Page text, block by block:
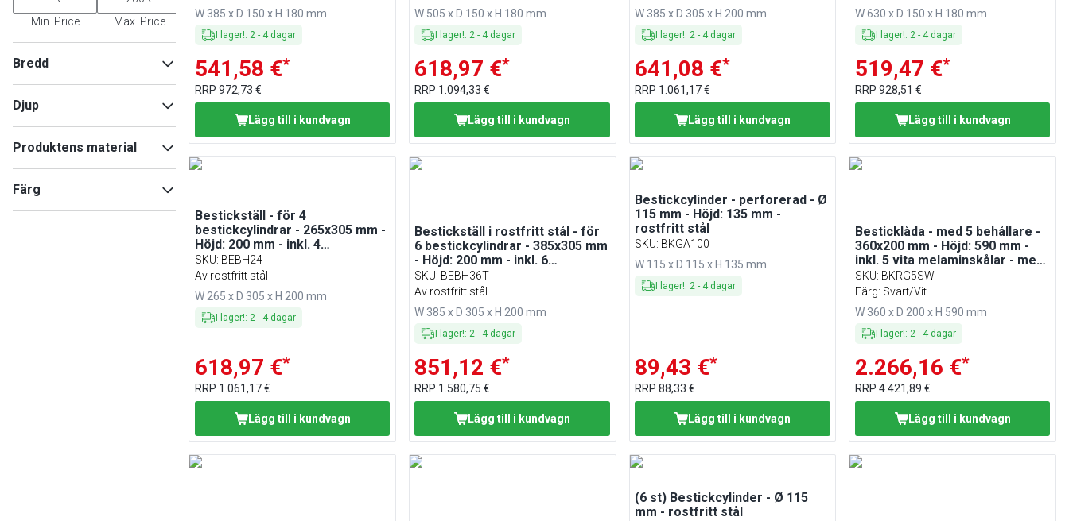
Min. Price Max. Price
Bredd
Min Max
Djup
Produktens material
Krom-nickel-stål
Färg
W 385 x D 150 x H 180 mm
I lager!: 2- 4 dagar
541,58 €*
RRP 972,73 €
Lägg till i kundvagn
W 505 x D 150 x H 180 mm
I lager!: 2 - 4 dagar
618,97 €*
RRP 1.094,33 €
Lägg till i kundvagn
W 385 x D 305 x H 200 mm
I lager!: 2 - 4 dagar
641,08 €*
RRP 1.061,17 €
Lägg till i kundvagn
W 630 x D 150 x H 180 mm
I lager!: 2- 4 dagar
519,47 €*
RRP 928,51 €
Lägg till i kundvagn
Bestickställ - för 4
bestickcylindrar - 265x305 mm -
Höjd: 200 mm - inkl. 4
bestickcylindrar - rostfritt stål
SKU: BEBH24
Av rostfritt stål
W 265 x D 305 x H 200 mm
I lager!: 2 - 4 dagar
618,97 €*
RRP 1.061,17 €
Lägg till i kundvagn
Bestickställ i rostfritt stål - för
6 bestickcylindrar - 385x305 mm
- Höjd: 200 mm - inkl. 6
bestickcylindrar - med
bärhandtag
SKU: BEBH36T
Av rostfritt stål
W 385 x D 305 x H 200 mm
I lager!: 2 - 4 dagar
851,12 €*
RRP 1.580,75 €
Lägg till i kundvagn
Bestickcylinder - perforerad - Ø
115 mm - Höjd: 135 mm -
rostfritt stål
SKU: BKGA100
W 115 x D 115 x H 135 mm
I lager!: 2 - 4 dagar
89,43 €*
RRP88,33 €
Lägg till i kundvagn
Besticklåda - med 5 behållare -
360x200 mm - Höjd: 590 mm -
inkl. 5 vita melaminskålar - med
uttagbar behållare - rostfritt
stål - svart/vit
SKU: BKRG5SW
Färg: Svart/Vit
W 360 x D 200 x H 590 mm
I lager!: 2 - 4 dagar
2.266,16 €*
RRP 4.421,89 €
Lägg till i kundvagn
(6 st) Bestickcylinder - Ø 115
mm - rostfritt stål